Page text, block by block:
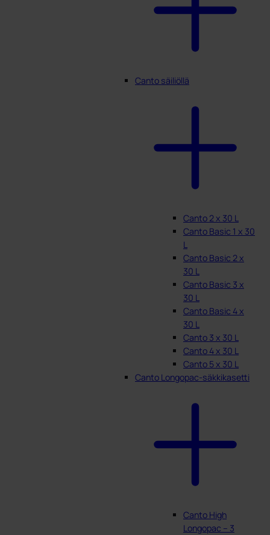
Canto säiliöllä
Canto 2 x 30 L
Canto Basic 1 x 30
L
Canto Basic 2 x
30 L
Canto Basic 3 x
30 L
Canto Basic 4 x
30 L
Canto 3 x 30 L
Canto 4 x 30 L
Canto 5 x 30 L
Canto Longopac-säkkikasetti
Canto High
Longopac – 3